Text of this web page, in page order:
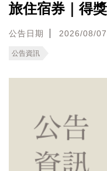
旅住宿券｜得
公告日期 2026/08/
公告資訊